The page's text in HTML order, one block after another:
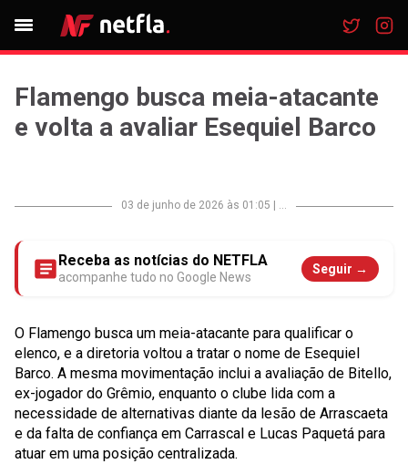
Flamengo busca meia-atacante
e volta a avaliar Esequiel Barco
03 de junho de 2026 às 01:05 ...
Receba as notícias do NETFLA
acompanhe tudo no Google News
Seguir →
O Flamengo busca um meia-atacante para qualificar o
elenco, e a diretoria voltou a tratar o nome de Esequiel
Barco. A mesma movimentação inclui a avaliação de Bitello,
ex-jogador do Grêmio, enquanto o clube lida com a
necessidade de alternativas diante da lesão de Arrascaeta
e da falta de confiança em Carrascal e Lucas Paquetá para
atuar em uma posição centralizada.